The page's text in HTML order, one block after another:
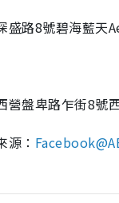
盛路8號碧海藍天
營盤卑路乍街8號
源：